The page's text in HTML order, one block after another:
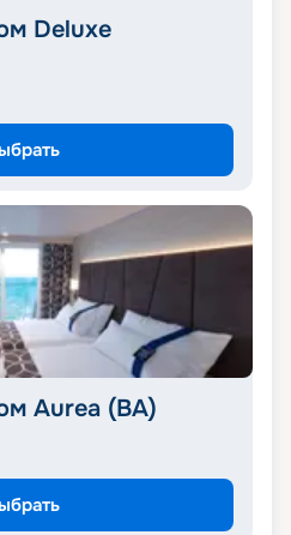
Deluxe
Aurea (BA)